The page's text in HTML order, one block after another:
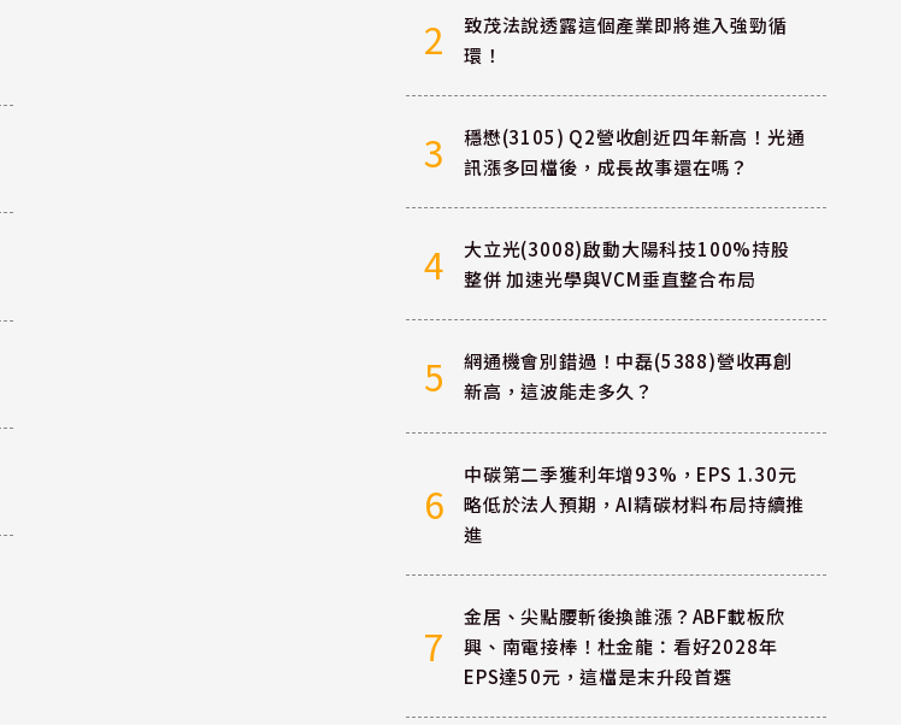
2
致茂法說透露這個產業即將進入強勁循
環！
3
穩懋(3105) Q2營收創近四年新高！光通
訊漲多回檔後，成長故事還在嗎？
4
大立光(3008)啟動大陽科技100%持股
整併 加速光學與VCM垂直整合布局
5
網通機會別錯過！中磊(5388)營收再創
新高，這波能走多久？
6
中碳第二季獲利年增93%，EPS 1.30元
略低於法人預期，AI精碳材料布局持續推
進
7
金居、尖點腰斬後換誰漲？ABF載板欣
興、南電接棒！杜金龍：看好2028年
EPS達50元，這檔是末升段首選